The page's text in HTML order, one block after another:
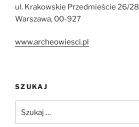
ul. Krakowskie Przedmieście 26/28
Warszawa, 00-927
www.archeowiesci.pl
SZUKAJ